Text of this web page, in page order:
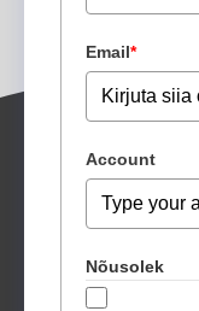
Email*
Account
Nõusolek